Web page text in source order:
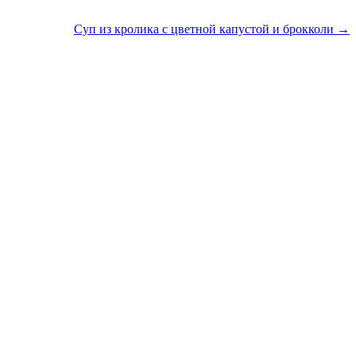
Суп из кролика с цветной капустой и брокколи →